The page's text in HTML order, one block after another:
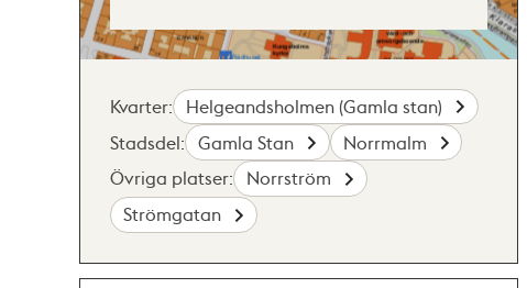
Kvarter:
Helgeandsholmen (Gamla stan)
Stadsdel:
Gamla Stan
Norrmalm
Övriga platser:
Norrström
Strömgatan